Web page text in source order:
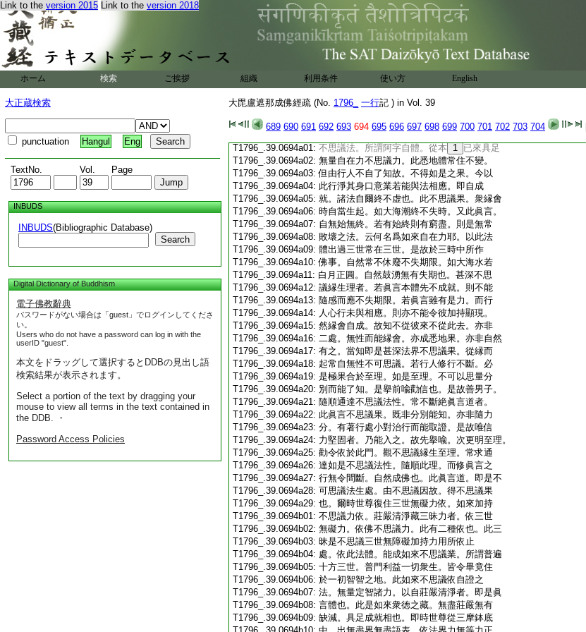
Link to the version 2015 Link to the version 2018
ホーム 検索 ご挨拶 組織 利用条件 使い方 English
大正蔵検索
punctuation Hangul Eng
TextNo. Vol. Page
INBUDS
INBUDS(Bibliographic Database)
Search
Digital Dictionary of Buddhism
電子佛教辭典
パスワードがない場合は「guest」でログインしてくださ
い。
Users who do not have a password can log in with the
userID "guest".
本文をドラッグして選択するとDDBの見出し語
検索結果が表示されます。
Select a portion of the text by dragging your
mouse to view all terms in the text contained in
the DDB. ・
Password Access Policies
大毘盧遮那成佛經疏 (No. 1796_ 一行記 ) in Vol. 39
689 690 691 692 693 694 695 696 697 698 699 700 701 702 703 704
T1796_.39.0693c19:普周法界大作佛事耶。是故當生信心。信此
T1796_.39.0693c20:威徳力用眞實不虚也。彼持誦者未得悉地
T1796_.39.0693c21:以來。當疑心定有此事爲定無耶。如此不思
T1796_.39.0693c22:
議果。 8
若以心量爲分別之。終無得理。爲除
此疑説前喩。然此眞言威力。不從眞言中出。
不在持誦者處。亦不入彼所加持者身口。推
T1796_.39.0693c25:求性相了不可得。而能作一切事隨應曲成
T1796_.39.0693c26:
此即甚深縁起。法性從衆縁有。如彼水月鏡
T1796_.39.0693c27: 像。不可思議縁起也。善男子眞言加持力故。
T1796_.39.0693c28: 法爾而生無所過越。以三昧不越故者。所謂
T1796_.39.0693c29: 眞言悉地本來成就。何以故。如來現證如是
T1796_.39.0694a01: 不思議法。所謂阿字自體。從本 1 已來具足
T1796_.39.0694a02: 無量自在力不思議力。此悉地體常住不變。
T1796_.39.0694a03:但由行人不自了知故。不得如是之果。今以
T1796_.39.0694a04: 此行淨其身口意業若能與法相應。即自成
T1796_.39.0694a05: 就。諸法自爾終不虚也。此不思議果。衆縁會
T1796_.39.0694a06: 時自當生起。如大海潮終不失時。又此眞言。
T1796_.39.0694a07: 自無始無終。若有始終則有窮盡。則是無常
T1796_.39.0694a08: 敗壞之法。云何名爲如來自在力耶。以此法
T1796_.39.0694a09: 體出過三世常在三世。是故於三時中所作
T1796_.39.0694a10:佛事。自然常不休廢不失期限。如大海水若
T1796_.39.0694a11: 白月正圓。自然鼓湧無有失期也。甚深不思
T1796_.39.0694a12: 議縁生理者。若眞言本體先不成就。則不能
T1796_.39.0694a13: 隨感而應不失期限。若眞言雖有是力。而行
T1796_.39.0694a14: 人心行未與相應。則亦不能令彼加持顯現。
T1796_.39.0694a15: 然縁會自成。故知不從彼來不從此去。亦非
T1796_.39.0694a16: 二處。無性而能縁會。亦成悉地果。亦非自然
T1796_.39.0694a17: 有之。當知即是甚深法界不思議果。從縁而
T1796_.39.0694a18: 起常自無性不可思議。若行人修行不斷。必
T1796_.39.0694a19: 是極果合於至理。如是至理。不可以思量分
T1796_.39.0694a20: 別而能了知。是擧前喩勸信也。是故善男子。
T1796_.39.0694a21: 隨順通達不思議法性。常不斷絶眞言道者。
T1796_.39.0694a22: 此眞言不思議果。既非分別能知。亦非隨力
T1796_.39.0694a23: 分。有著行處小對治行而能取證。是故唯信
T1796_.39.0694a24: 力堅固者。乃能入之。故先擧喩。次更明至理。
T1796_.39.0694a25: 勸令依於此門。觀不思議縁生至理。常求通
T1796_.39.0694a26: 達如是不思議法性。隨順此理。而修眞言之
T1796_.39.0694a27: 行無令間斷。自然成佛也。此眞言道。即是不
T1796_.39.0694a28: 可思議法生處。由不思議因故。得不思議果
T1796_.39.0694a29: 也。爾時世尊復住三世無礙力依。如來加持
T1796_.39.0694b01: 不思議力依。莊嚴清淨藏三昧力者。依三世
T1796_.39.0694b02: 無礙力。依佛不思議力。此有二種依也。此三
T1796_.39.0694b03: 昧是不思議三世無障礙加持力用所依止
T1796_.39.0694b04: 處。依此法體。能成如來不思議業。所謂普遍
T1796_.39.0694b05: 十方三世。普門利益一切衆生。皆令畢竟住
T1796_.39.0694b06: 於一初智智之地。此如來不思議依自證之
T1796_.39.0694b07: 法。無量定智諸力。以自莊嚴清淨者。即是眞
T1796_.39.0694b08: 言體也。此是如來衆徳之藏。無盡莊嚴無有
T1796_.39.0694b09: 缺減。具足成就相也。即時世尊從三摩鉢底